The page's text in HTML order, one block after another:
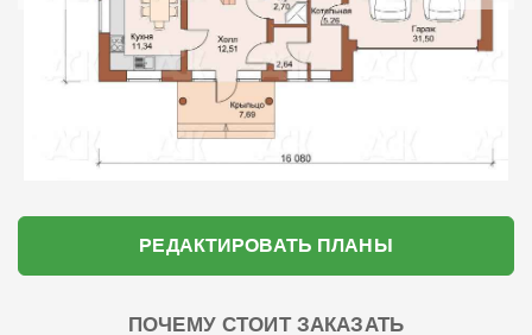
РЕДАКТИРОВАТЬ ПЛАНЫ
ПОЧЕМУ СТОИТ ЗАКАЗАТЬ